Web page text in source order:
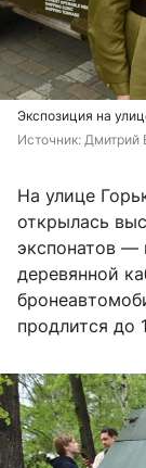
Экспозиция на
Источник: Дмитрий
На улице
открылась
экспонатов —
деревянной
продлится до